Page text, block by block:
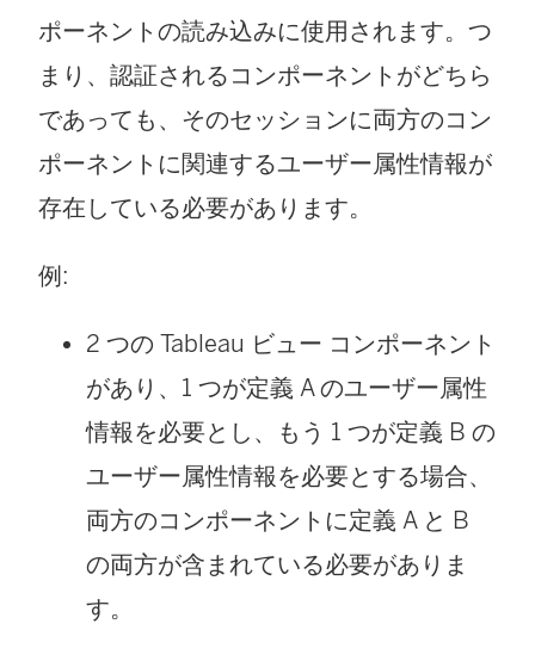
ポーネントの読み込みに使用されます。つ
まり、認証されるコンポーネントがどちら
であっても、そのセッションに両方のコン
ポーネントに関連するユーザー属性情報が
存在している必要があります。
例:
2 つの Tableau ビュー コンポーネント
があり、1 つが定義 A のユーザー属性
情報を必要とし、もう 1 つが定義 B の
ユーザー属性情報を必要とする場合、
両方のコンポーネントに定義 A と B
の両方が含まれている必要がありま
す。